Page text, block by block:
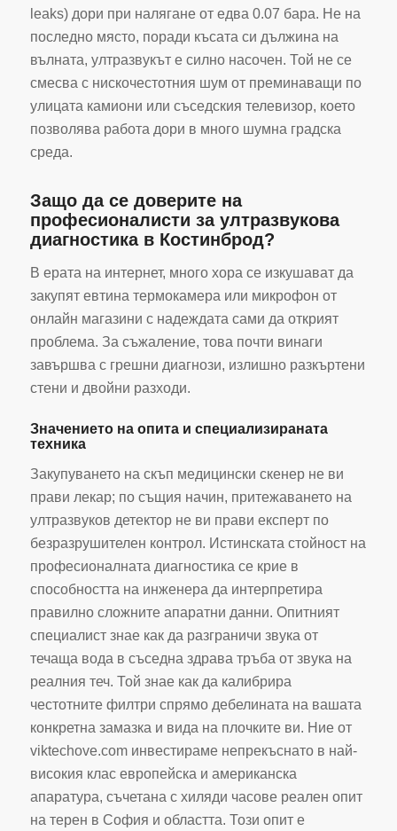
leaks) дори при налягане от едва 0.07 бара. Не на
последно място, поради късата си дължина на
вълната, ултразвукът е силно насочен. Той не се
смесва с нискочестотния шум от преминаващи по
улицата камиони или съседския телевизор, което
позволява работа дори в много шумна градска
среда.
Защо да се доверите на
професионалисти за ултразвукова
диагностика в Костинброд?
В ерата на интернет, много хора се изкушават да
закупят евтина термокамера или микрофон от
онлайн магазини с надеждата сами да открият
проблема. За съжаление, това почти винаги
завършва с грешни диагнози, излишно разкъртени
стени и двойни разходи.
Значението на опита и специализираната
техника
Закупуването на скъп медицински скенер не ви
прави лекар; по същия начин, притежаването на
ултразвуков детектор не ви прави експерт по
безразрушителен контрол. Истинската стойност на
професионалната диагностика се крие в
способността на инженера да интерпретира
правилно сложните апаратни данни. Опитният
специалист знае как да разграничи звука от
течаща вода в съседна здрава тръба от звука на
реалния теч. Той знае как да калибрира
честотните филтри спрямо дебелината на вашата
конкретна замазка и вида на плочките ви. Ние от
viktechove.com инвестираме непрекъснато в най-
високия клас европейска и американска
апаратура, съчетана с хиляди часове реален опит
на терен в София и областта. Този опит е